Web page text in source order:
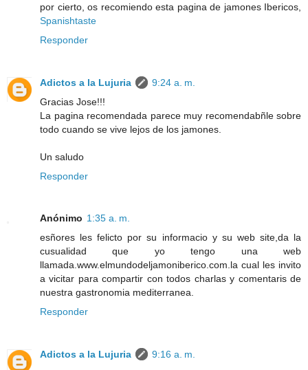
por cierto, os recomiendo esta pagina de jamones Ibericos,
Spanishtaste
Responder
Adictos a la Lujuria
9:24 a. m.
Gracias Jose!!!
La pagina recomendada parece muy recomendabñle sobre
todo cuando se vive lejos de los jamones.
Un saludo
Responder
Anónimo 1:35 a. m.
esñores les felicto por su informacio y su web site,da la
cusualidad que yo tengo una web
llamada.www.elmundodeljamoniberico.com.la cual les invito
a vicitar para compartir con todos charlas y comentaris de
nuestra gastronomia mediterranea.
Responder
Adictos a la Lujuria
9:16 a. m.